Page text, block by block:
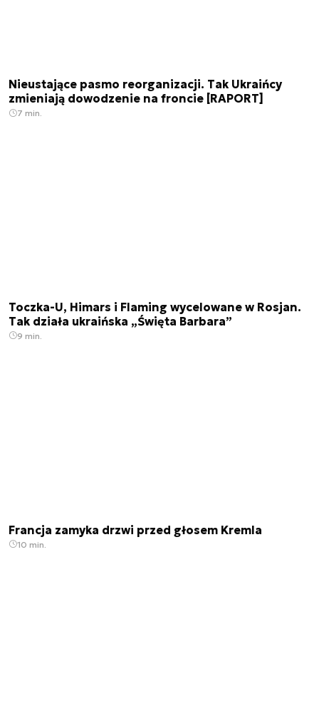
Nieustające pasmo reorganizacji. Tak Ukraińcy
zmieniają dowodzenie na froncie [RAPORT]
7 min.
Toczka-U, Himars i Flaming wycelowane w Rosjan.
Tak działa ukraińska „Święta Barbara”
9 min.
Francja zamyka drzwi przed głosem Kremla
10 min.